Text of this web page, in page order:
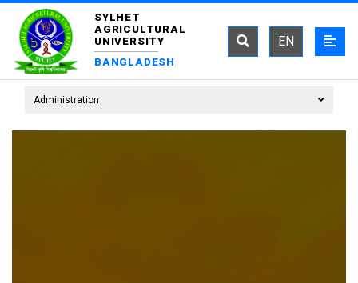
SYLHET
AGRICULTURAL
UNIVERSITY
BANGLADESH
EN
Administration